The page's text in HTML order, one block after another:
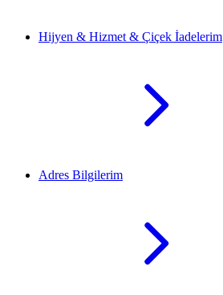
Hijyen & Hizmet & Çiçek İadelerim
Adres Bilgilerim